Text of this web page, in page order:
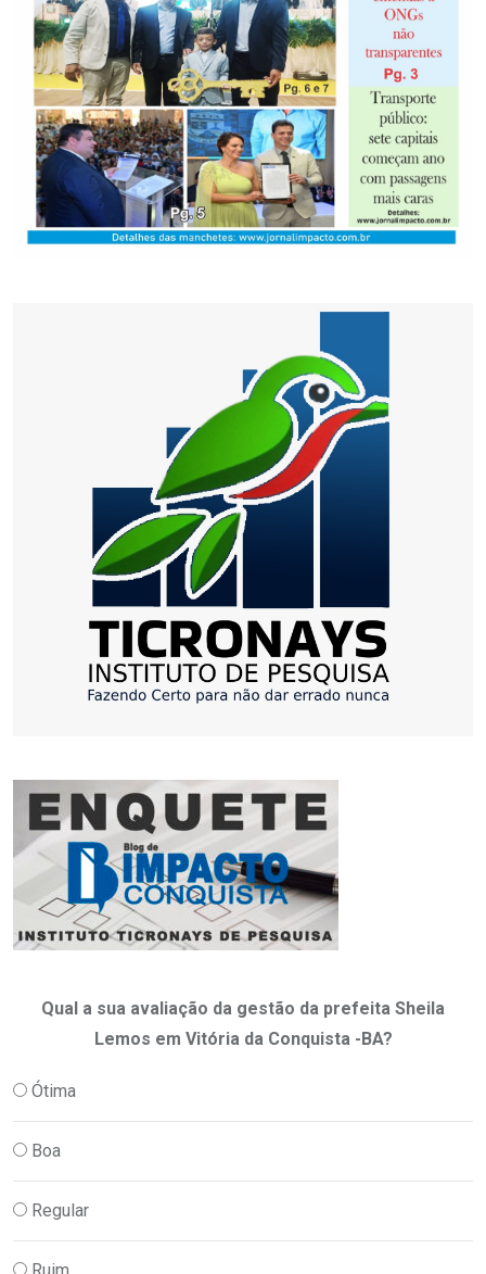
Qual a sua avaliação da gestão da prefeita Sheila
Lemos em Vitória da Conquista -BA?
Ótima
Boa
Regular